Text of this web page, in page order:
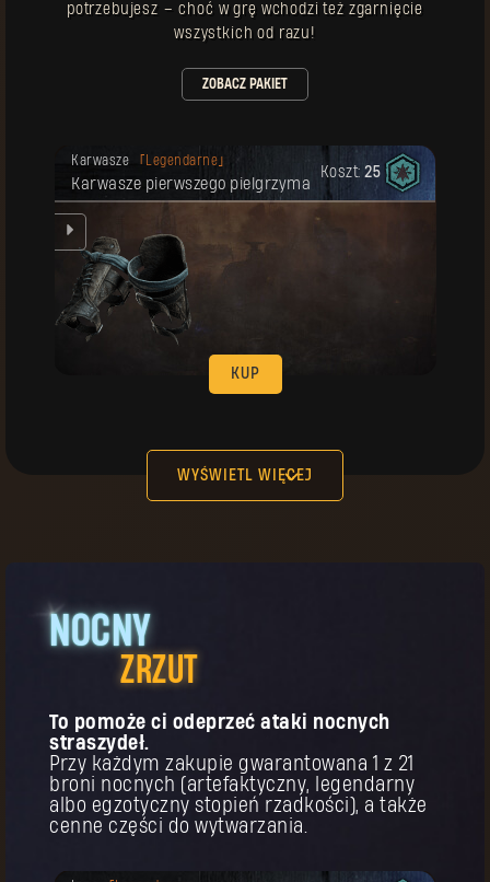
potrzebujesz – choć w grę wchodzi też zgarnięcie
wszystkich od razu!
ZOBACZ PAKIET
Karwasze Legendarne
Karwasze pierwszego pielgrzyma
Koszt: 25
KUP
Twoja nagroda została odblokowana.
Nakrycie głowy Legendarne
Nakrycie głowy pierwszego
Twoja nagroda została odblokowana.
WYŚWIETL WIĘCEJ
NOCNY
ZRZUT
To pomoże ci odeprzeć ataki nocnych
straszydeł.
Przy każdym zakupie gwarantowana 1 z 21
broni nocnych (artefaktyczny, legendarny
albo egzotyczny stopień rzadkości), a także
cenne części do wytwarzania.
Twoja nagroda została odblokowana.